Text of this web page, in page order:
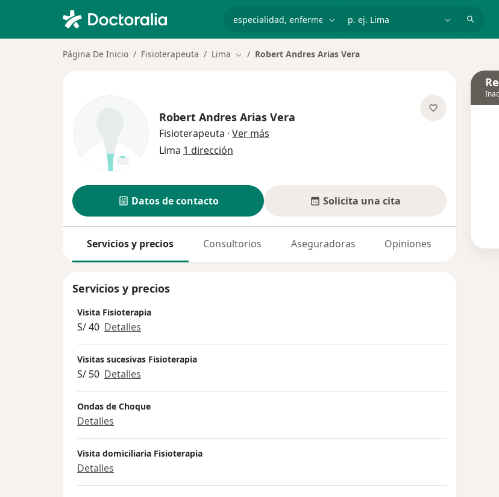
Página De Inicio Fisioterapeuta Lima Cambiar de ciudad
Robert Andres Arias Vera
Robert Andres Arias Vera
Fisioterapeuta · Ver más
Lima 1 dirección
Datos de contacto Solicita una cita
Servicios y precios Consultorios Aseguradoras Opiniones
Servicios y precios
Visita Fisioterapia
S/ 40 Detalles
Visitas sucesivas Fisioterapia
S/ 50 Detalles
Ondas de Choque
Detalles
Visita domiciliaria Fisioterapia
Detalles